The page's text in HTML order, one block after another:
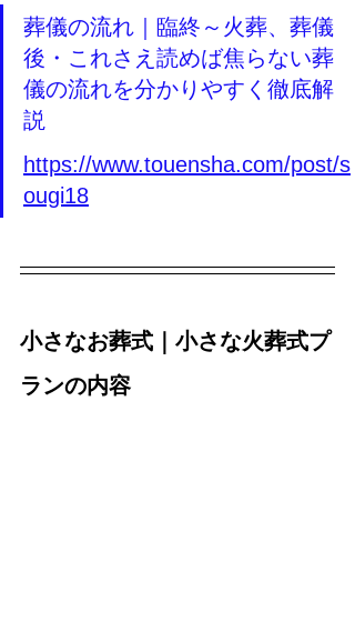
葬儀の流れ｜臨終～火葬、葬儀
後・これさえ読めば焦らない葬
儀の流れを分かりやすく徹底解
説
https://www.touensha.com/post/s
ougi18
小さなお葬式｜小さな火葬式プ
ランの内容